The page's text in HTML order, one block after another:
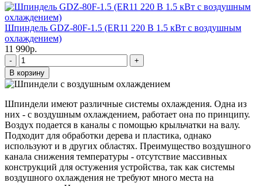
Шпиндель GDZ-80F-1.5 (ER11 220 В 1.5 кВт с воздушным
охлаждением)
11 990р.
-
+
В корзину
Шпиндели имеют различные системы охлаждения. Одна из
них - с воздушным охлаждением, работает она по принципу.
Воздух подается в каналы с помощью крыльчатки на валу.
Подходит для обработки дерева и пластика, однако
используют и в других областях. Преимущество воздушного
канала снижения температуры - отсутствие массивных
конструкций для остужения устройства, так как системы
воздушного охлаждения не требуют много места на